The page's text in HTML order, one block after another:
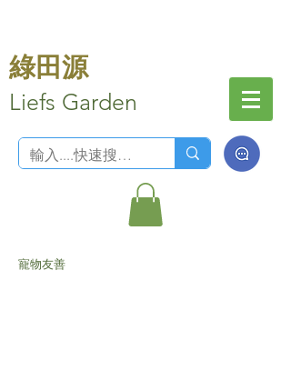
綠田源
Liefs Garden
寵物友善